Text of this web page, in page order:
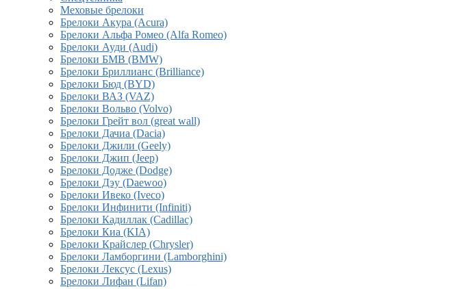
Меховые брелоки
Брелоки Акура (Acura)
Брелоки Альфа Ромео (Alfa Romeo)
Брелоки Ауди (Audi)
Брелоки БМВ (BMW)
Брелоки Бриллианс (Brilliance)
Брелоки Бюд (BYD)
Брелоки ВАЗ (VAZ)
Брелоки Вольво (Volvo)
Брелоки Грейт вол (great wall)
Брелоки Дачиа (Dacia)
Брелоки Джили (Geely)
Брелоки Джип (Jeep)
Брелоки Додже (Dodge)
Брелоки Дэу (Daewoo)
Брелоки Ивеко (Iveco)
Брелоки Инфинити (Infiniti)
Брелоки Кадиллак (Cadillac)
Брелоки Киа (KIA)
Брелоки Крайслер (Chrysler)
Брелоки Ламборгини (Lamborghini)
Брелоки Лексус (Lexus)
Брелоки Лифан (Lifan)